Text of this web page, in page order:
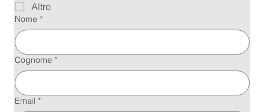
Altro
Nome *
Cognome *
Email *